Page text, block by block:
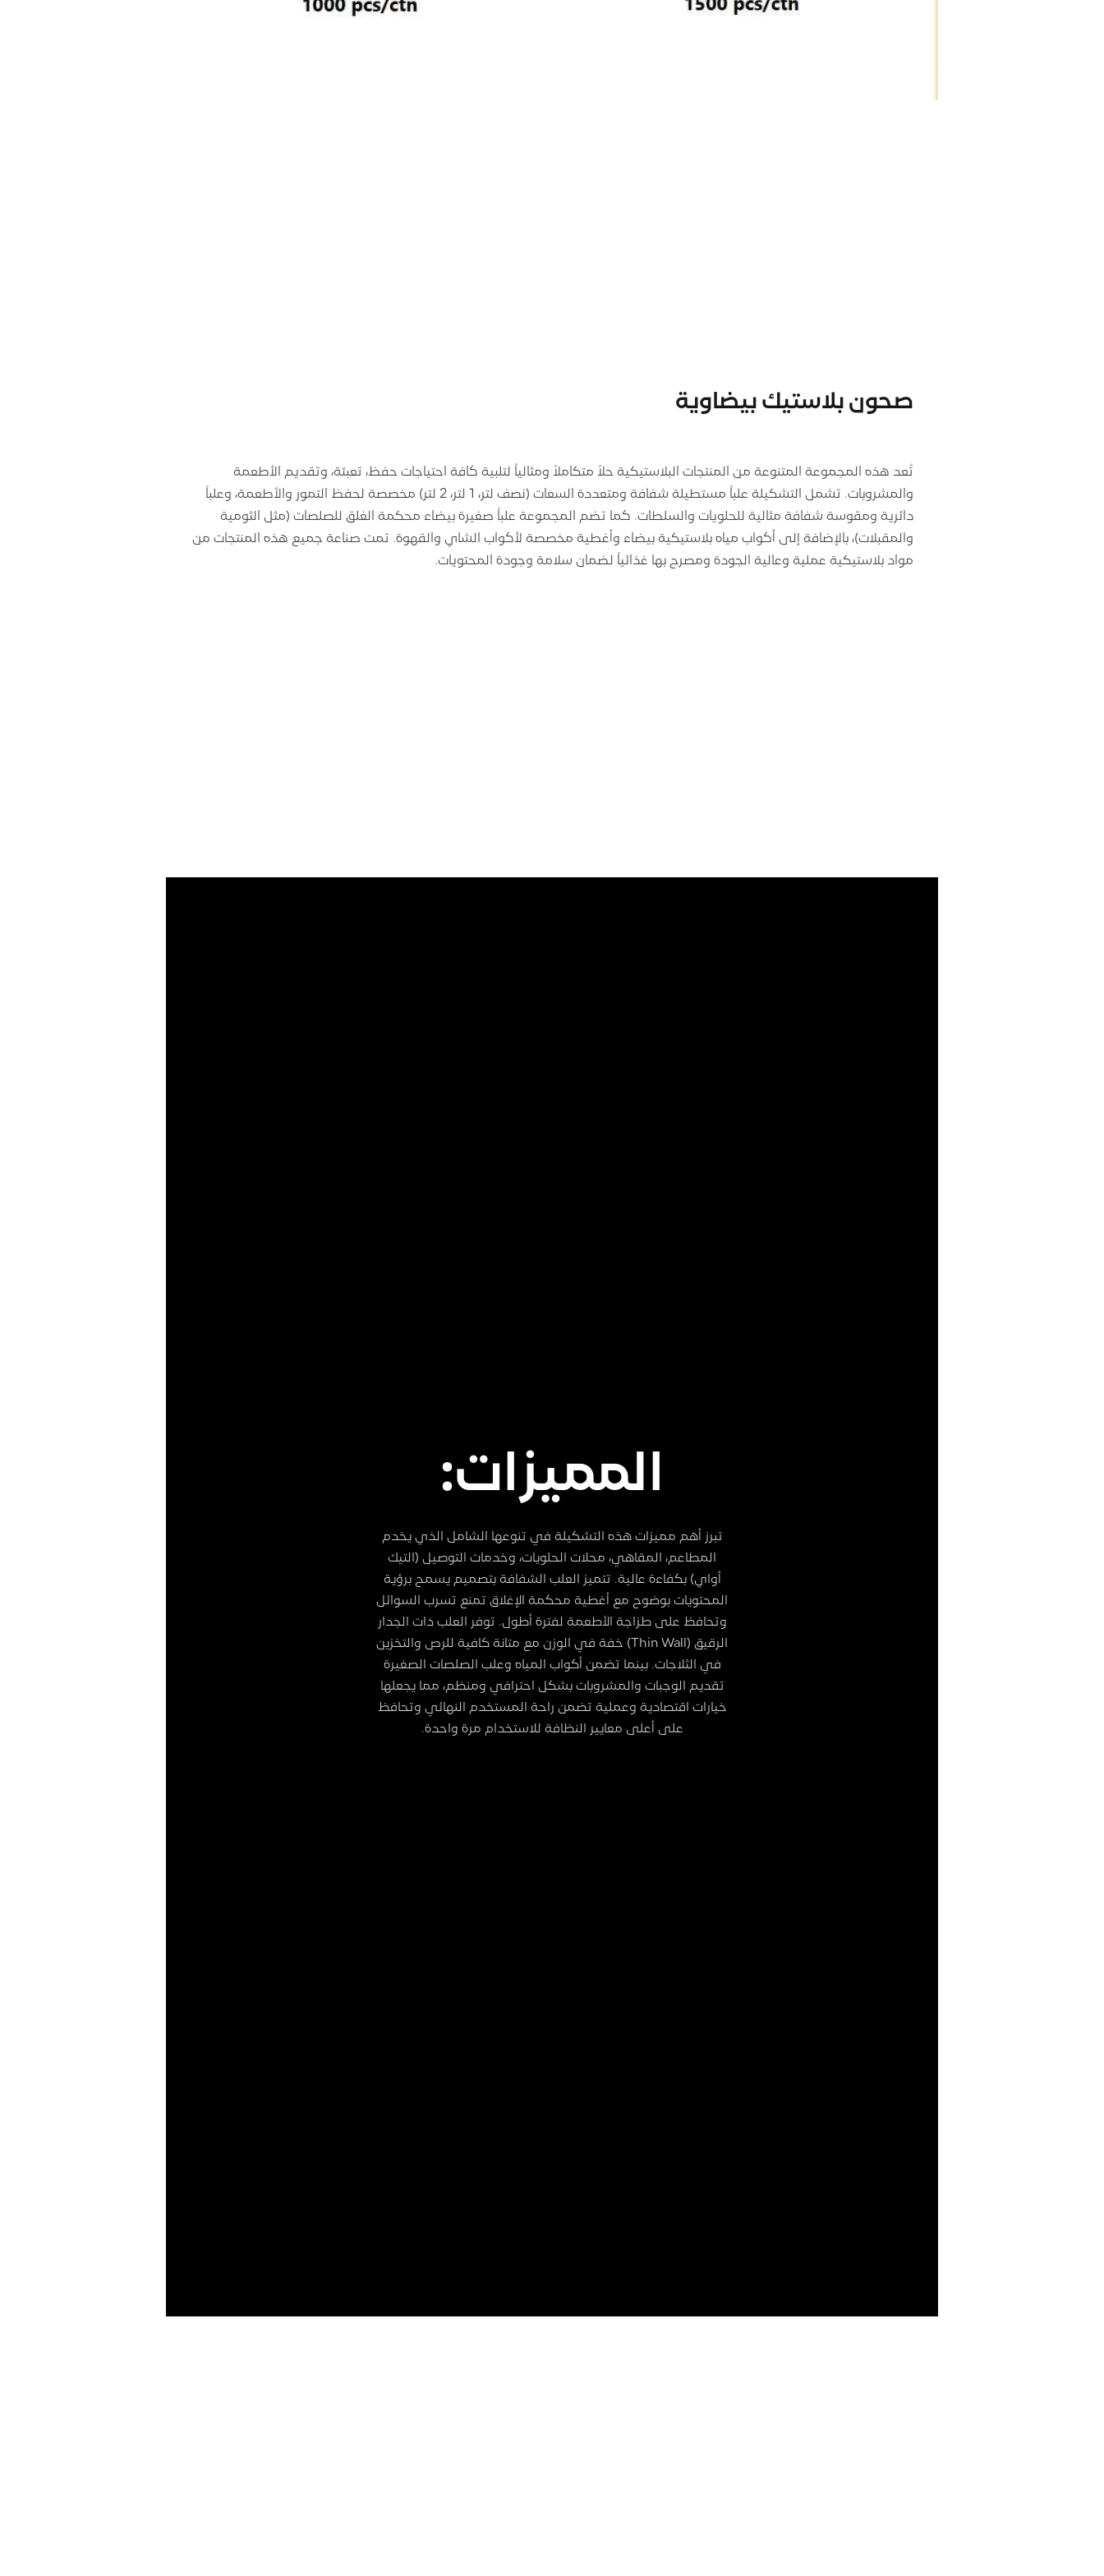
صحون بلاستيك بيضاوية
تُعد هذه المجموعة المتنوعة من المنتجات البلاستيكية حلاً متكاملاً ومثالياً لتلبية كافة احتياجات حفظ، تعبئة، وتقديم الأطعمة
والمشروبات. تشمل التشكيلة علباً مستطيلة شفافة ومتعددة السعات (نصف لتر، 1 لتر، 2 لتر) مخصصة لحفظ التمور والأطعمة، وعلباً
دائرية ومقوسة شفافة مثالية للحلويات والسلطات. كما تضم المجموعة علباً صغيرة بيضاء محكمة الغلق للصلصات (مثل الثومية
والمقبلات)، بالإضافة إلى أكواب مياه بلاستيكية بيضاء وأغطية مخصصة لأكواب الشاي والقهوة. تمت صناعة جميع هذه المنتجات من
مواد بلاستيكية عملية وعالية الجودة ومصرح بها غذائياً لضمان سلامة وجودة المحتويات.
المميزات:
تبرز أهم مميزات هذه التشكيلة في تنوعها الشامل الذي يخدم
المطاعم، المقاهي، محلات الحلويات، وخدمات التوصيل (التيك
أواي) بكفاءة عالية. تتميز العلب الشفافة بتصميم يسمح برؤية
المحتويات بوضوح مع أغطية محكمة الإغلاق تمنع تسرب السوائل
وتحافظ على طزاجة الأطعمة لفترة أطول. توفر العلب ذات الجدار
الرقيق (Thin Wall) خفة في الوزن مع متانة كافية للرص والتخزين
في الثلاجات. بينما تضمن أكواب المياه وعلب الصلصات الصغيرة
تقديم الوجبات والمشروبات بشكل احترافي ومنظم، مما يجعلها
خيارات اقتصادية وعملية تضمن راحة المستخدم النهائي وتحافظ
على أعلى معايير النظافة للاستخدام مرة واحدة.